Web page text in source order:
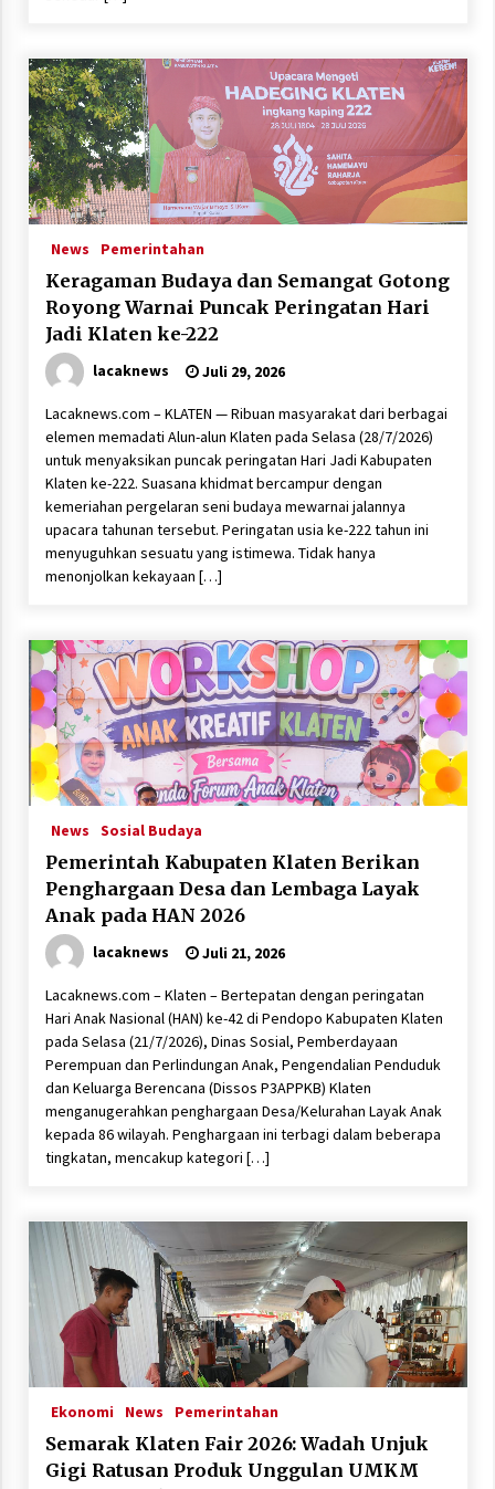
News Pemerintahan
Keragaman Budaya dan Semangat Gotong
Royong Warnai Puncak Peringatan Hari
Jadi Klaten ke-222
lacaknews Juli 29, 2026
Lacaknews.com – KLATEN — Ribuan masyarakat dari berbagai
elemen memadati Alun-alun Klaten pada Selasa (28/7/2026)
untuk menyaksikan puncak peringatan Hari Jadi Kabupaten
Klaten ke-222. Suasana khidmat bercampur dengan
kemeriahan pergelaran seni budaya mewarnai jalannya
upacara tahunan tersebut. Peringatan usia ke-222 tahun ini
menyuguhkan sesuatu yang istimewa. Tidak hanya
menonjolkan kekayaan […]
News Sosial Budaya
Pemerintah Kabupaten Klaten Berikan
Penghargaan Desa dan Lembaga Layak
Anak pada HAN 2026
lacaknews Juli 21, 2026
Lacaknews.com – Klaten – Bertepatan dengan peringatan
Hari Anak Nasional (HAN) ke-42 di Pendopo Kabupaten Klaten
pada Selasa (21/7/2026), Dinas Sosial, Pemberdayaan
Perempuan dan Perlindungan Anak, Pengendalian Penduduk
dan Keluarga Berencana (Dissos P3APPKB) Klaten
menganugerahkan penghargaan Desa/Kelurahan Layak Anak
kepada 86 wilayah. Penghargaan ini terbagi dalam beberapa
tingkatan, mencakup kategori […]
Ekonomi News Pemerintahan
Semarak Klaten Fair 2026: Wadah Unjuk
Gigi Ratusan Produk Unggulan UMKM